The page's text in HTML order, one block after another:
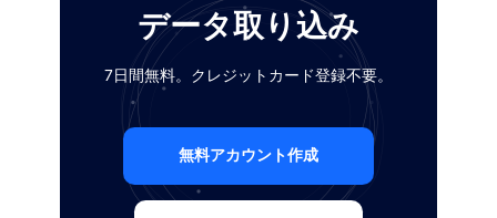
データ取り込み
7日間無料。クレジットカード登録不要。
無料アカウント作成